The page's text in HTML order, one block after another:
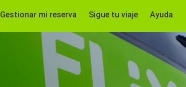
Gestionar mi reserva Sigue tu viaje Ayuda